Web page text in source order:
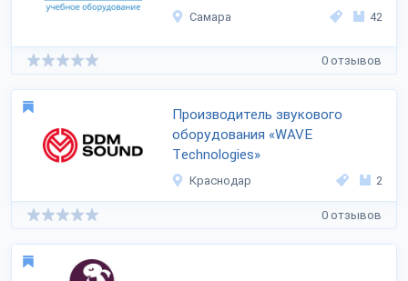
Самара 42
0 отзывов
Производитель звукового
оборудования «WAVE
Тechnologies»
Краснодар 2
0 отзывов